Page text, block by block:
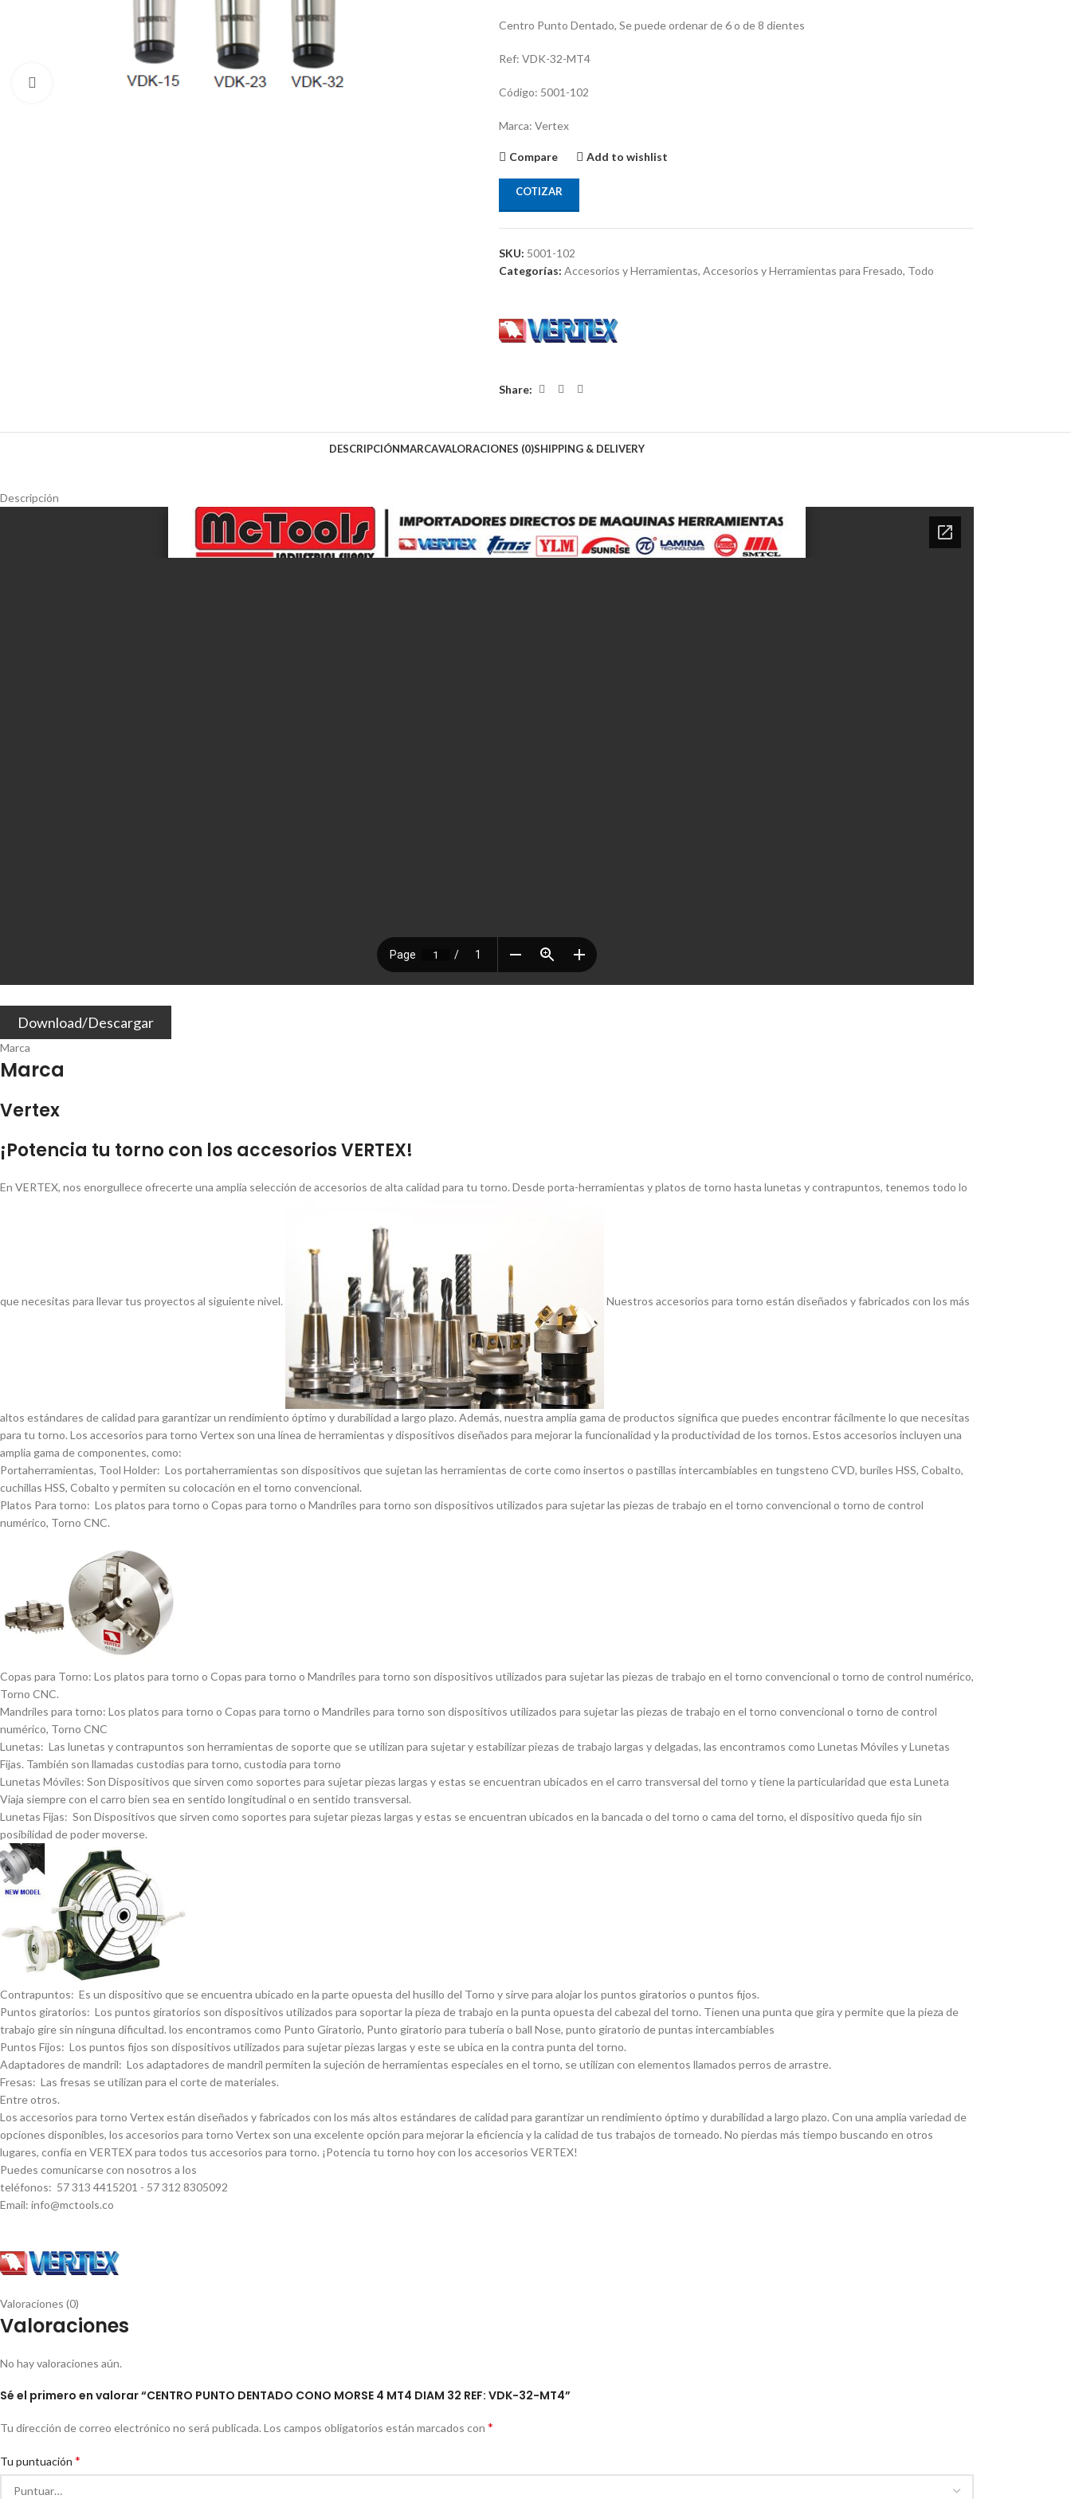
Click to enlarge
Centro Punto Dentado, Se puede ordenar de 6 o de 8 dientes
Ref: VDK-32-MT4
Código: 5001-102
Marca: Vertex
Compare Add to wishlist
COTIZAR
SKU: 5001-102
Categorías: Accesorios y Herramientas, Accesorios y Herramientas para Fresado, Todo
Share:
DESCRIPCIÓNMARCAVALORACIONES (0)SHIPPING & DELIVERY
Descripción
Download/Descargar
Marca
Marca
Vertex
¡Potencia tu torno con los accesorios VERTEX!
En VERTEX, nos enorgullece ofrecerte una amplia selección de accesorios de alta calidad para tu torno. Desde porta-herramientas y platos de torno hasta lunetas y contrapuntos, tenemos todo lo
que necesitas para llevar tus proyectos al siguiente nivel. Nuestros accesorios para torno están diseñados y fabricados con los más
altos estándares de calidad para garantizar un rendimiento óptimo y durabilidad a largo plazo. Además, nuestra amplia gama de productos significa que puedes encontrar fácilmente lo que necesitas
para tu torno. Los accesorios para torno Vertex son una lí­nea de herramientas y dispositivos diseñados para mejorar la funcionalidad y la productividad de los tornos. Estos accesorios incluyen una
amplia gama de componentes, como:
Portaherramientas, Tool Holder: Los portaherramientas son dispositivos que sujetan las herramientas de corte como insertos o pastillas intercambiables en tungsteno CVD, buriles HSS, Cobalto,
cuchillas HSS, Cobalto y permiten su colocación en el torno convencional.
Platos Para torno: Los platos para torno o Copas para torno o Mandriles para torno son dispositivos utilizados para sujetar las piezas de trabajo en el torno convencional o torno de control
numérico, Torno CNC.
Copas para Torno: Los platos para torno o Copas para torno o Mandriles para torno son dispositivos utilizados para sujetar las piezas de trabajo en el torno convencional o torno de control numérico,
Torno CNC.
Mandriles para torno: Los platos para torno o Copas para torno o Mandriles para torno son dispositivos utilizados para sujetar las piezas de trabajo en el torno convencional o torno de control
numérico, Torno CNC
Lunetas: Las lunetas y contrapuntos son herramientas de soporte que se utilizan para sujetar y estabilizar piezas de trabajo largas y delgadas, las encontramos como Lunetas Móviles y Lunetas
Fijas. También son llamadas custodias para torno, custodia para torno
Lunetas Móviles: Son Dispositivos que sirven como soportes para sujetar piezas largas y estas se encuentran ubicados en el carro transversal del torno y tiene la particularidad que esta Luneta
Viaja siempre con el carro bien sea en sentido longitudinal o en sentido transversal.
Lunetas Fijas: Son Dispositivos que sirven como soportes para sujetar piezas largas y estas se encuentran ubicados en la bancada o del torno o cama del torno, el dispositivo queda fijo sin
posibilidad de poder moverse.
Contrapuntos: Es un dispositivo que se encuentra ubicado en la parte opuesta del husillo del Torno y sirve para alojar los puntos giratorios o puntos fijos.
Puntos giratorios: Los puntos giratorios son dispositivos utilizados para soportar la pieza de trabajo en la punta opuesta del cabezal del torno. Tienen una punta que gira y permite que la pieza de
trabajo gire sin ninguna dificultad. los encontramos como Punto Giratorio, Punto giratorio para tuberí­a o ball Nose, punto giratorio de puntas intercambiables
Puntos Fijos: Los puntos fijos son dispositivos utilizados para sujetar piezas largas y este se ubica en la contra punta del torno.
Adaptadores de mandril: Los adaptadores de mandril permiten la sujeción de herramientas especiales en el torno, se utilizan con elementos llamados perros de arrastre.
Fresas: Las fresas se utilizan para el corte de materiales.
Entre otros.
Los accesorios para torno Vertex están diseñados y fabricados con los más altos estándares de calidad para garantizar un rendimiento óptimo y durabilidad a largo plazo. Con una amplia variedad de
opciones disponibles, los accesorios para torno Vertex son una excelente opción para mejorar la eficiencia y la calidad de tus trabajos de torneado. No pierdas más tiempo buscando en otros
lugares, confí­a en VERTEX para todos tus accesorios para torno. ¡Potencia tu torno hoy con los accesorios VERTEX!
Puedes comunicarse con nosotros a los
teléfonos: 57 313 4415201 - 57 312 8305092
Email: info@mctools.co
Valoraciones (0)
Valoraciones
No hay valoraciones aún.
Sé el primero en valorar “CENTRO PUNTO DENTADO CONO MORSE 4 MT4 DIAM 32 REF: VDK-32-MT4”
Tu dirección de correo electrónico no será publicada. Los campos obligatorios están marcados con *
Tu puntuación *